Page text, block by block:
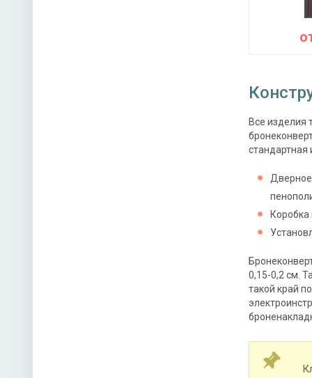
Все изделия
стандартная
Дверное
Коробка
0,15-0,2 см.
такой край